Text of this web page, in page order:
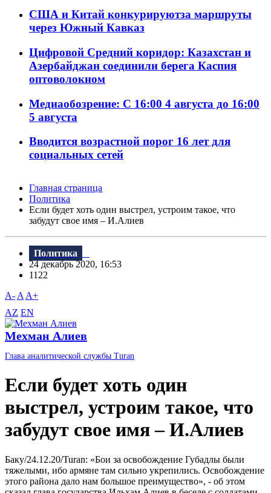
США и Китай конкурируютза маршруты
через Южный Кавказ
Цифровой Средний коридор: Казахстан и
Азербайджан соединили берега Каспия
оптоволокном
Медиаобозрение: С 16:00 4 августа до 16:00
5 августа
Вводится возрастной порог 16 лет для
социальных сетей
Главная страница
Политика
Если будет хоть один выстрел, устроим такое, что
забудут свое имя – И.Алиев
Политика
24 декабрь 2020, 16:53
1122
A- A A+
AZ EN
Мехман Алиев
Глава аналитической службы Turan
Если будет хоть один
выстрел, устроим такое, что
забудут свое имя – И.Алиев
Баку/24.12.20/Turan: «Бои за освобождение Губадлы были
тяжелыми, ибо армяне там сильно укрепились. Освобождение
этого района дало нам большое преимущество», - об этом